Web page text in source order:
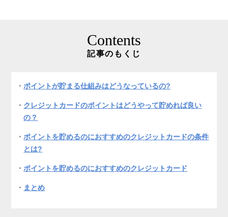
Contents
記事のもくじ
ポイントが貯まる仕組みはどうなっているの?
クレジットカードのポイントはどうやって貯めれば良い
の？
ポイントを貯めるのにおすすめのクレジットカードの条件
とは?
ポイントを貯めるのにおすすめのクレジットカード
まとめ